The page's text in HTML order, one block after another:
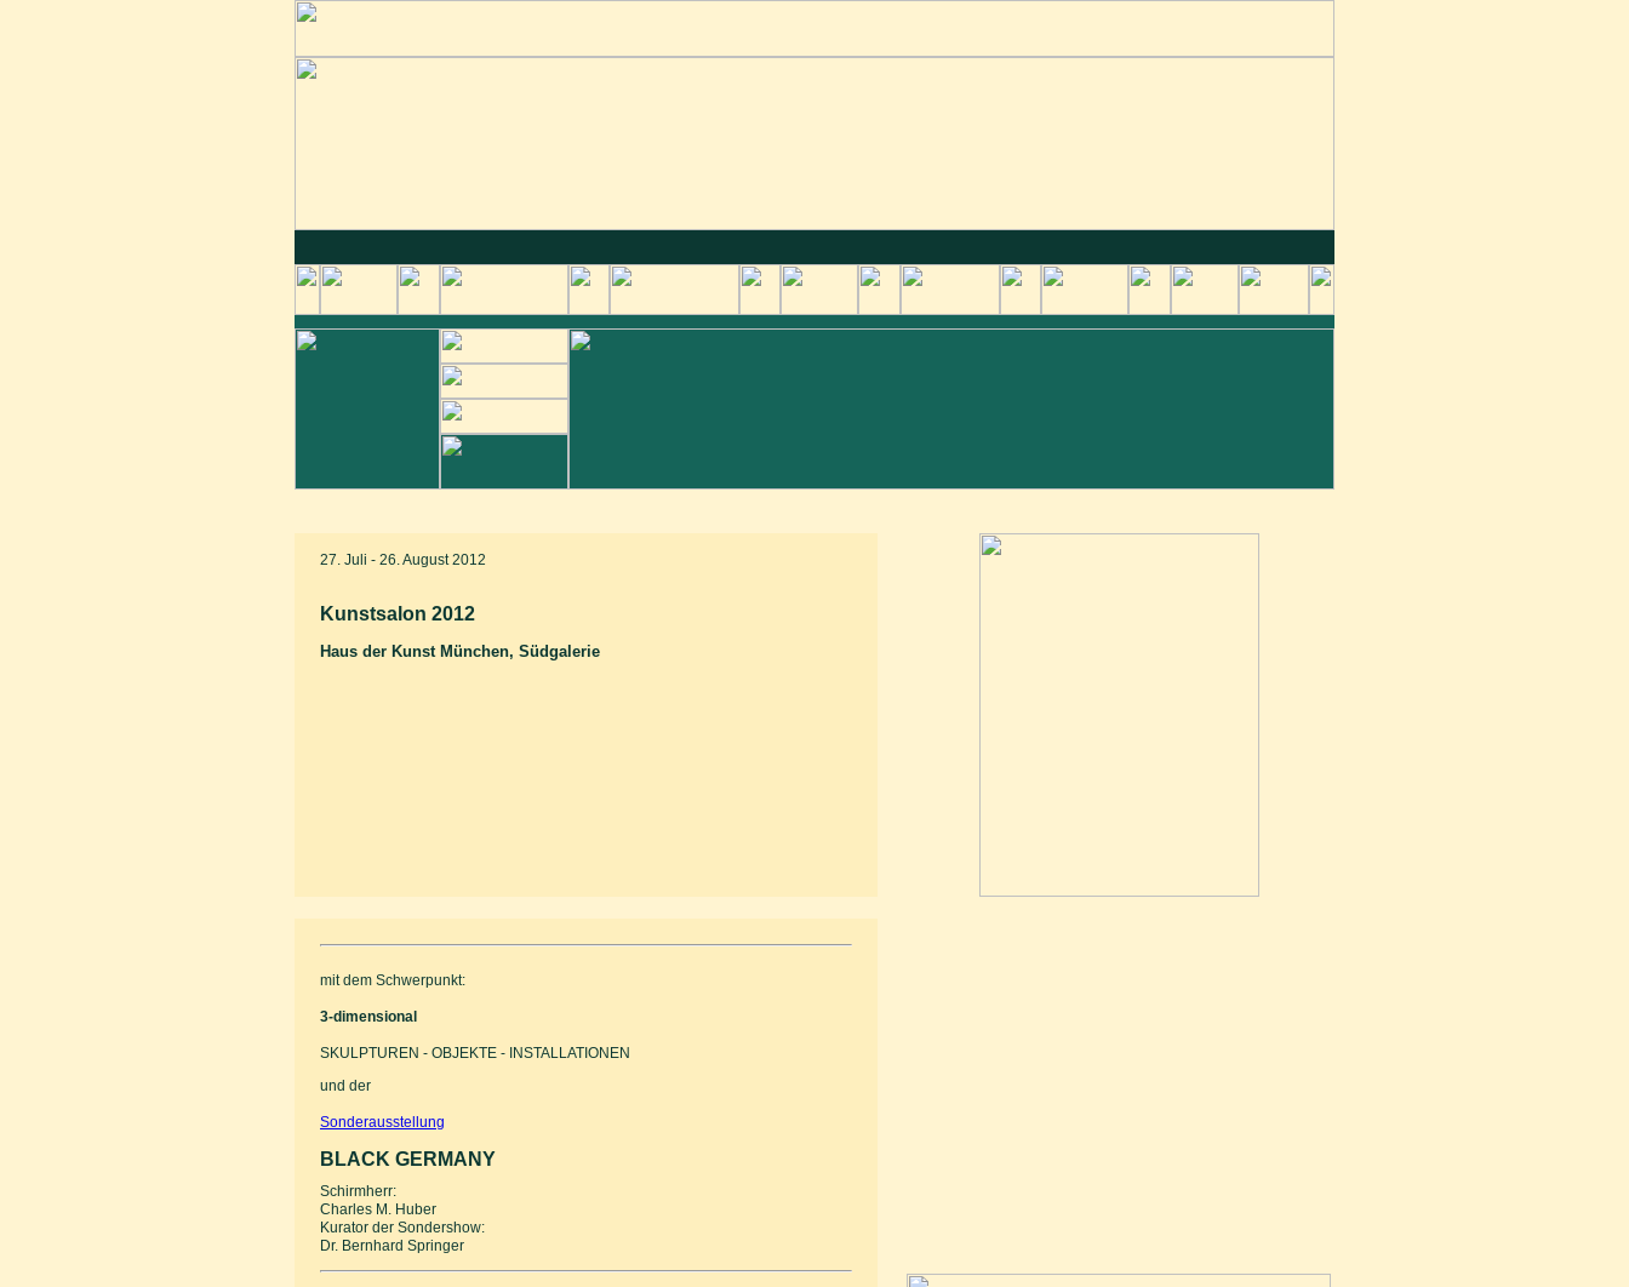
27. Juli - 26. August 2012
Kunstsalon 2012
Haus der Kunst München, Südgalerie
mit dem Schwerpunkt:
3-dimensional
SKULPTUREN - OBJEKTE - INSTALLATIONEN
und der
Sonderausstellung
BLACK GERMANY
Schirmherr:
Charles M. Huber
Kurator der Sondershow:
Dr. Bernhard Springer